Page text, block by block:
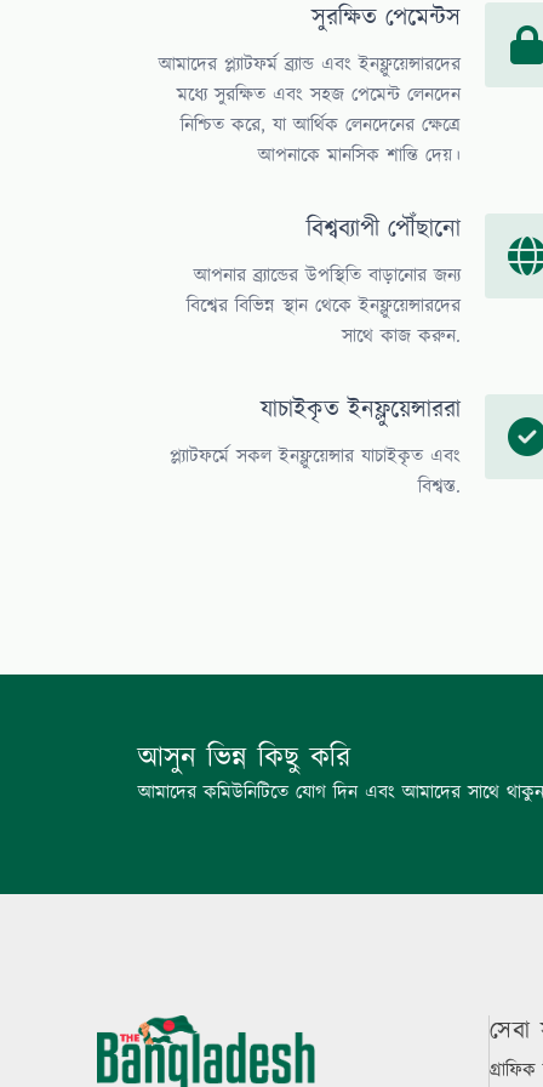
সুরক্ষিত পেমেন্টস
আমাদের প্ল্যাটফর্ম ব্র্যান্ড এবং ইনফ্লুয়েন্সারদের
মধ্যে সুরক্ষিত এবং সহজ পেমেন্ট লেনদেন
নিশ্চিত করে, যা আর্থিক লেনদেনের ক্ষেত্রে
আপনাকে মানসিক শান্তি দেয়।
বিশ্বব্যাপী পৌঁছানো
আপনার ব্র্যান্ডের উপস্থিতি বাড়ানোর জন্য
বিশ্বের বিভিন্ন স্থান থেকে ইনফ্লুয়েন্সারদের
সাথে কাজ করুন.
যাচাইকৃত ইনফ্লুয়েন্সাররা
প্ল্যাটফর্মে সকল ইনফ্লুয়েন্সার যাচাইকৃত এবং
বিশ্বস্ত.
আসুন ভিন্ন কিছু করি
আমাদের কমিউনিটিতে যোগ দিন এবং আমাদের সাথে